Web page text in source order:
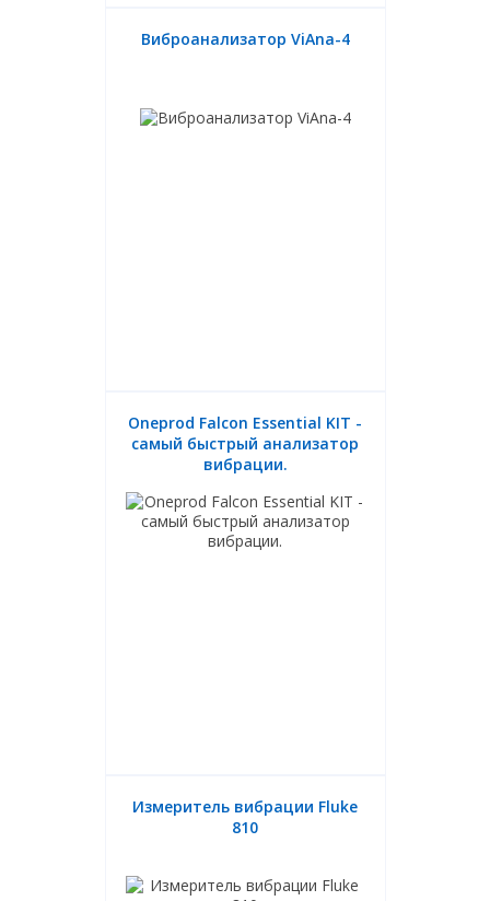
Виброанализатор ViAna-4
Oneprod Falcon Essential KIT -
самый быстрый анализатор
вибрации.
Измеритель вибрации Fluke
810